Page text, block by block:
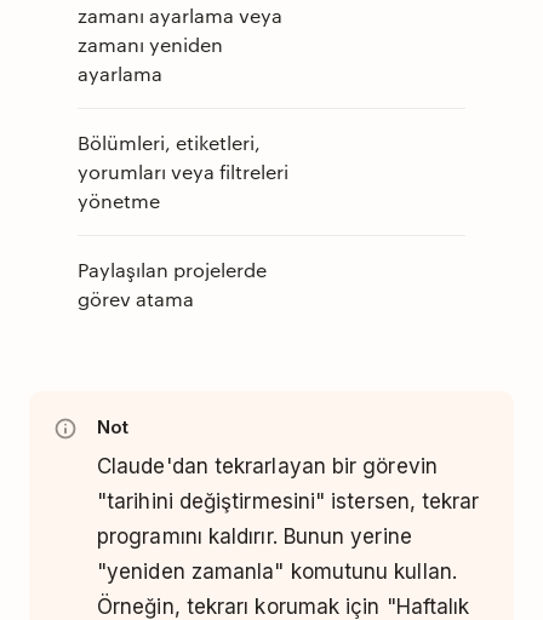
zamanı ayarlama veya
zamanı yeniden
ayarlama
Bölümleri, etiketleri,
yorumları veya filtreleri
yönetme
Paylaşılan projelerde
görev atama
Not
Claude'dan tekrarlayan bir görevin
"tarihini değiştirmesini" istersen, tekrar
programını kaldırır. Bunun yerine
"yeniden zamanla" komutunu kullan.
Örneğin, tekrarı korumak için "Haftalık